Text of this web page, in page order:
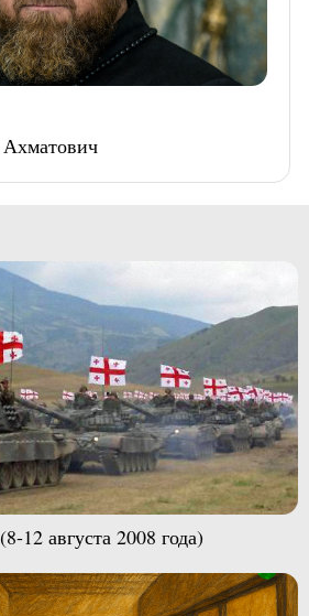
12 августа 2008 года)